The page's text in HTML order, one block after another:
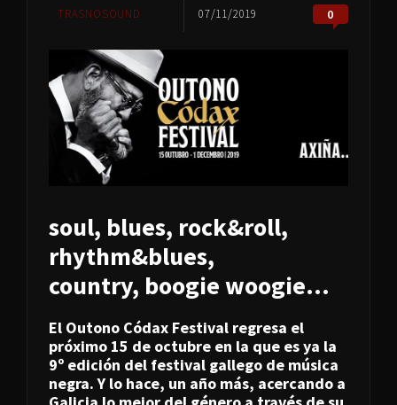
TRASNOSOUND 07/11/2019 0
soul, blues, rock&roll,
rhythm&blues,
country, boogie woogie…
El Outono Códax Festival regresa el
próximo 15 de octubre en la que es ya la
9º edición del festival gallego de música
negra. Y lo hace, un año más, acercando a